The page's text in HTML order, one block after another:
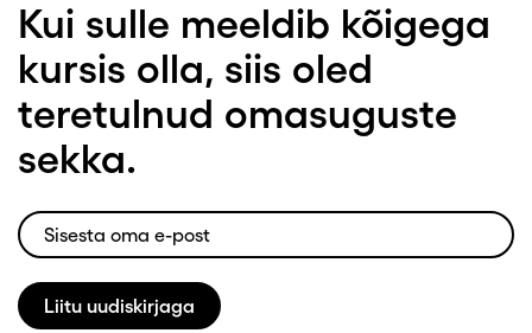
Kui sulle meeldib kõigega
kursis olla, siis oled
teretulnud omasuguste
sekka.
Liitu uudiskirjaga